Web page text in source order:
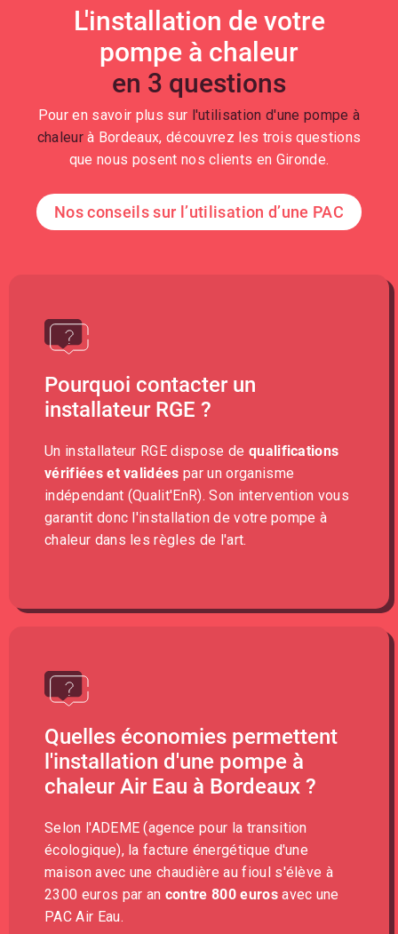
L'installation de votre
pompe à chaleur
en 3 questions
Pour en savoir plus sur l'utilisation d'une pompe à
chaleurà Bordeaux, découvrez les trois questions
que nous posent nos clients en Gironde.
Nos conseils sur l’utilisation d’une PAC
Pourquoi contacter un
installateur RGE ?
Un installateur RGE dispose de qualifications
vérifiées et validées par un organisme
indépendant (Qualit'EnR). Son intervention vous
garantit donc l'installation de votre pompe à
chaleur dans les règles de l'art.
Quelles économies permettent
l'installation d'une pompe à
chaleur Air Eau à Bordeaux ?
Selon l'ADEME (agence pour la transition
écologique), la facture énergétique d'une
maison avec une chaudière au fioul s'élève à
2300 euros par an contre 800 eurosavec une
PAC Air Eau.